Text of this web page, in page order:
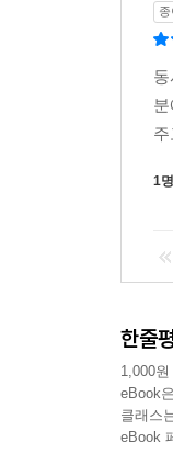
종
1명
한줄
1,000
eBook
클래스
eBook